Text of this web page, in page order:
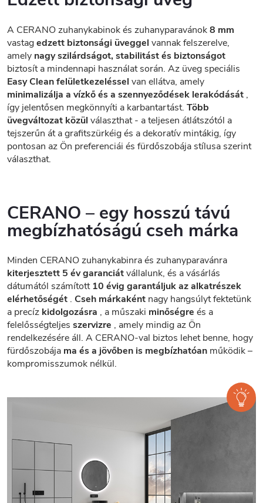
A CERANO zuhanykabinok és zuhanyparavánok8 mm
vastagedzett biztonsági üveggel vannak felszerelve,
amely nagy szilárdságot, stabilitást és biztonságot
biztosít a mindennapi használat során. Az üveg speciális
Easy Clean felületkezeléssel van ellátva, amely
minimalizálja a vízkő és a szennyeződések lerakódását ,
így jelentősen megkönnyíti a karbantartást. Több
üvegváltozat közül választhat - a teljesen átlátszótól a
tejszerűn át a grafitszürkéig és a dekoratív mintákig, így
pontosan az Ön preferenciái és fürdőszobája stílusa szerint
választhat.
CERANO – egy hosszú távú
megbízhatóságú cseh márka
Minden CERANO zuhanykabinra és zuhanyparavánra
kiterjesztett 5 év garanciátvállalunk, és a vásárlás
dátumától számított10 évig garantáljuk az alkatrészek
elérhetőségét . Cseh márkaként nagy hangsúlyt fektetünk
a precíz kidolgozásra , a műszaki minőségre és a
felelősségteljes szervizre , amely mindig az Ön
rendelkezésére áll. A CERANO-val biztos lehet benne, hogy
fürdőszobája ma és a jövőben is megbízhatóan működik –
kompromisszumok nélkül.